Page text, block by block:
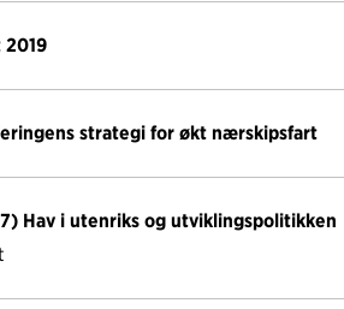
strategi for økt nærskipsfart
Hav i utenriks og utviklingspolitikken